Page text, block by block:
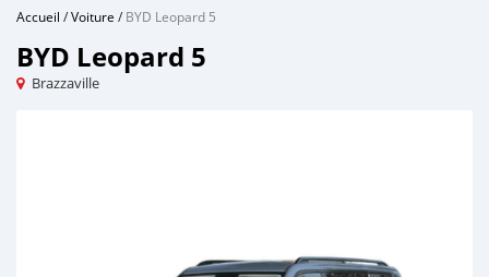
Accueil /Voiture /BYD Leopard 5
BYD Leopard 5
Brazzaville